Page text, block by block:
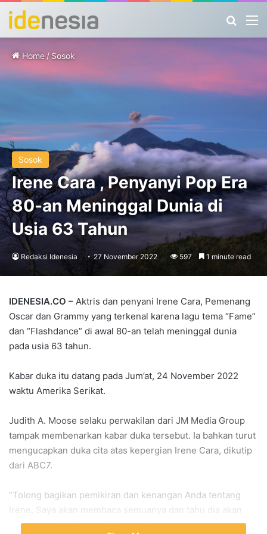
Home / Sosok
Sosok
Irene Cara , Penyanyi Pop Era
80-an Meninggal Dunia di
Usia 63 Tahun
Redaksi Idenesia 27 November 2022 597 1 minute read
IDENESIA.CO – Aktris dan penyani Irene Cara, Pemenang
Oscar dan Grammy yang terkenal karena lagu tema “Fame”
dan “Flashdance” di awal 80-an telah meninggal dunia
pada usia 63 tahun.
Kabar duka itu datang pada Jum’at, 24 November 2022
waktu Amerika Serikat.
Judith A. Moose selaku perwakilan dari JM Media Group
tampak membenarkan kabar duka tersebut. Ia bahkan turut
mengucapkan duka cita atas kepergian Irene Cara, dikutip
dari ABC7.
“Tolong bagikan pemikiran dan kenangan Anda tentang
Irene, Saya akan membaca semuanya dan tahu dia akan
tersenyum dari Surga. Dia memuja para penggemarnya”